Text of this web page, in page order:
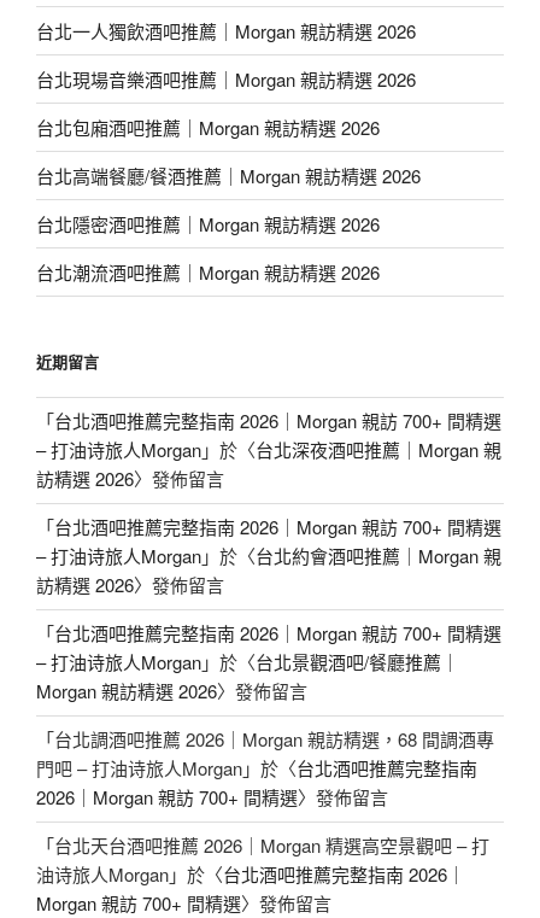
台北一人獨飲酒吧推薦｜Morgan 親訪精選 2026
台北現場音樂酒吧推薦｜Morgan 親訪精選 2026
台北包廂酒吧推薦｜Morgan 親訪精選 2026
台北高端餐廳/餐酒推薦｜Morgan 親訪精選 2026
台北隱密酒吧推薦｜Morgan 親訪精選 2026
台北潮流酒吧推薦｜Morgan 親訪精選 2026
近期留言
「台北酒吧推薦完整指南 2026｜Morgan 親訪 700+ 間精選
– 打油诗旅人Morgan」於〈台北深夜酒吧推薦｜Morgan 親
訪精選 2026〉發佈留言
「台北酒吧推薦完整指南 2026｜Morgan 親訪 700+ 間精選
– 打油诗旅人Morgan」於〈台北約會酒吧推薦｜Morgan 親
訪精選 2026〉發佈留言
「台北酒吧推薦完整指南 2026｜Morgan 親訪 700+ 間精選
– 打油诗旅人Morgan」於〈台北景觀酒吧/餐廳推薦｜
Morgan 親訪精選 2026〉發佈留言
「台北調酒吧推薦 2026｜Morgan 親訪精選，68 間調酒專
門吧 – 打油诗旅人Morgan」於〈台北酒吧推薦完整指南
2026｜Morgan 親訪 700+ 間精選〉發佈留言
「台北天台酒吧推薦 2026｜Morgan 精選高空景觀吧 – 打
油诗旅人Morgan」於〈台北酒吧推薦完整指南 2026｜
Morgan 親訪 700+ 間精選〉發佈留言